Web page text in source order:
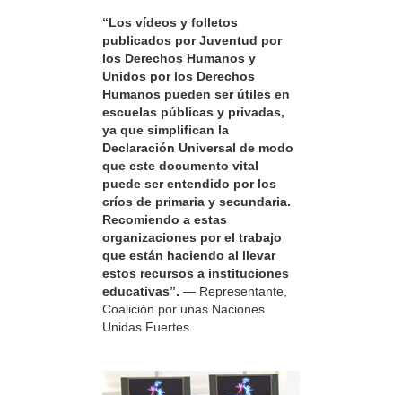
“Los vídeos y folletos
publicados por Juventud por
los Derechos Humanos y
Unidos por los Derechos
Humanos pueden ser útiles en
escuelas públicas y privadas,
ya que simplifican la
Declaración Universal de modo
que este documento vital
puede ser entendido por los
críos de primaria y secundaria.
Recomiendo a estas
organizaciones por el trabajo
que están haciendo al llevar
estos recursos a instituciones
educativas”. — Representante,
Coalición por unas Naciones
Unidas Fuertes